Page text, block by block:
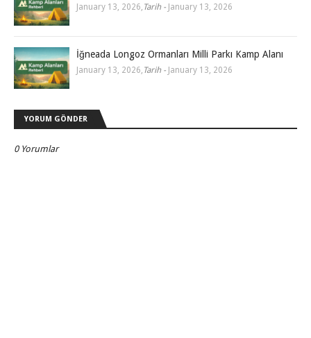
January 13, 2026, Tarih - January 13, 2026
İğneada Longoz Ormanları Milli Parkı Kamp Alanı
January 13, 2026, Tarih - January 13, 2026
YORUM GÖNDER
0 Yorumlar